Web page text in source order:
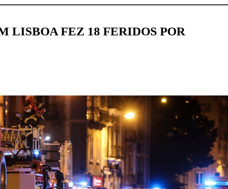
LISBOA FEZ 18 FERIDOS POR